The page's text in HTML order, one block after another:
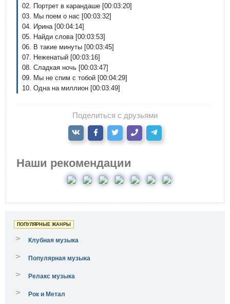
02. Портрет в карандаше [00:03:20]
03. Мы поем о нас [00:03:32]
04. Ирина [00:04:14]
05. Найди слова [00:03:53]
06. В такие минуты [00:03:45]
07. Неженатый [00:03:16]
08. Сладкая ночь [00:03:47]
09. Мы не спим с тобой [00:04:29]
10. Одна на миллион [00:03:49]
Поделиться с друзьями
Наши рекомендации
ПОПУЛЯРНЫЕ ЖАНРЫ
> Клубная музыка
> Популярная музыка
> Релакс музыка
> Рок и Метал